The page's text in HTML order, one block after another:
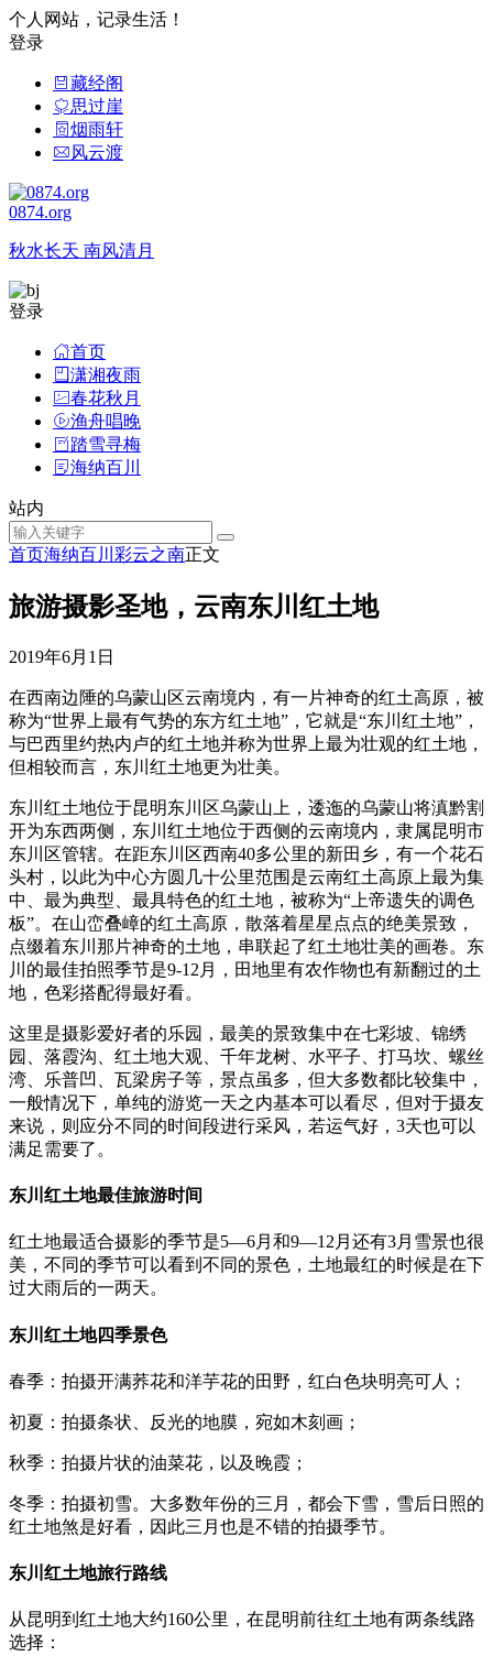
个人网站，记录生活！
登录
藏经阁
思过崖
烟雨轩
风云渡
0874.org
秋水长天 南风清月
登录
首页
潇湘夜雨
春花秋月
渔舟唱晚
踏雪寻梅
海纳百川
站内
首页海纳百川 彩云之南正文
旅游摄影圣地，云南东川红土地
2019年6月1日
在西南边陲的乌蒙山区云南境内，有一片神奇的红土高原，被
称为“世界上最有气势的东方红土地”，它就是“东川红土地”，
与巴西里约热内卢的红土地并称为世界上最为壮观的红土地，
但相较而言，东川红土地更为壮美。
东川红土地位于昆明东川区乌蒙山上，逶迤的乌蒙山将滇黔割
开为东西两侧，东川红土地位于西侧的云南境内，隶属昆明市
东川区管辖。在距东川区西南40多公里的新田乡，有一个花石
头村，以此为中心方圆几十公里范围是云南红土高原上最为集
中、最为典型、最具特色的红土地，被称为“上帝遗失的调色
板”。在山峦叠嶂的红土高原，散落着星星点点的绝美景致，
点缀着东川那片神奇的土地，串联起了红土地壮美的画卷。东
川的最佳拍照季节是9-12月，田地里有农作物也有新翻过的土
地，色彩搭配得最好看。
这里是摄影爱好者的乐园，最美的景致集中在七彩坡、锦绣
园、落霞沟、红土地大观、千年龙树、水平子、打马坎、螺丝
湾、乐普凹、瓦梁房子等，景点虽多，但大多数都比较集中，
一般情况下，单纯的游览一天之内基本可以看尽，但对于摄友
来说，则应分不同的时间段进行采风，若运气好，3天也可以
满足需要了。
东川红土地最佳旅游时间
红土地最适合摄影的季节是5—6月和9—12月还有3月雪景也很
美，不同的季节可以看到不同的景色，土地最红的时候是在下
过大雨后的一两天。
东川红土地四季景色
春季：拍摄开满荞花和洋芋花的田野，红白色块明亮可人；
初夏：拍摄条状、反光的地膜，宛如木刻画；
秋季：拍摄片状的油菜花，以及晚霞；
冬季：拍摄初雪。大多数年份的三月，都会下雪，雪后日照的
红土地煞是好看，因此三月也是不错的拍摄季节。
东川红土地旅行路线
从昆明到红土地大约160公里，在昆明前往红土地有两条线路
选择：